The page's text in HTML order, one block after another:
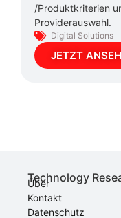
/Produktkriterien
Providerauswahl.
Digital Solutions
JETZT
Technology
Über
Kontakt
Datenschutz